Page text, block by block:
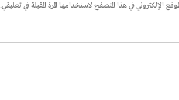
الإلكتروني في هذا المتصفح لاستخدامها المرة المقبلة في تعليقي.